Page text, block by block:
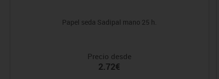
Papel seda Sadipal mano 25 h.
Precio desde
2.72€